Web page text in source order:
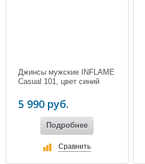
Джинсы мужские INFLAME
Casual 101, цвет синий
5 990 руб.
Подробнее
Сравнить